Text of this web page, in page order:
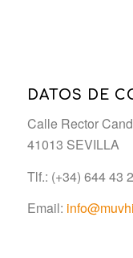
DATOS DE
Calle Rector
41013 SEVILLA
Tlf.: (+34) 644 43
Email: